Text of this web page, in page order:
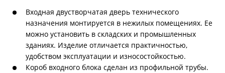
Входная двустворчатая дверь технического
назначения монтируется в нежилых помещениях. Ее
можно установить в складских и промышленных
зданиях. Изделие отличается практичностью,
удобством эксплуатации и износостойкостью.
Короб входного блока сделан из профильной трубы.